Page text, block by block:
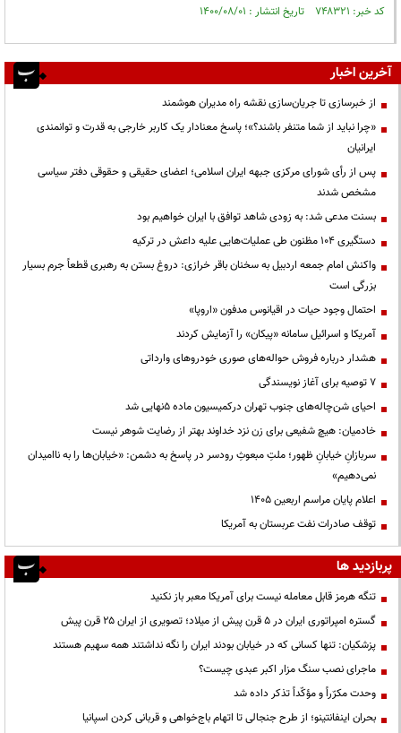
کد خبر: ۷۴۸۳۲۱ تاریخ انتشار : ۱۴۰۰/۰۸/۰۱
آخرین اخبار
از خبرسازی تا جریان‌سازی نقشه راه مدیران هوشمند
«چرا نباید از شما متنفر باشند؟»؛ پاسخ معنادار یک کاربر خارجی به قدرت و توانمندی
ایرانیان
پس از رأی شورای مرکزی جبهه ایران اسلامی؛ اعضای حقیقی و حقوقی دفتر سیاسی
مشخص شدند
بسنت مدعی شد: به زودی شاهد توافق با ایران خواهیم بود
دستگیری ۱۰۴ مظنون طی عملیات‌هایی علیه داعش در ترکیه
واکنش امام جمعه اردبیل به سخنان باقر خرازی: دروغ بستن به رهبری قطعاً جرم بسیار
بزرگی است
احتمال وجود حیات در اقیانوس مدفون «اروپا»
آمریکا و اسرائیل سامانه «پیکان» را آزمایش کردند
هشدار درباره فروش حواله‌های صوری خودروهای وارداتی
۷ توصیه برای آغاز نویسندگی
احیای شن‌چاله‌های جنوب تهران درکمیسیون ماده ۵نهایی شد
خادمیان: هیچ شفیعی برای زن نزد خداوند بهتر از رضایت شوهر نیست
سربازانِ خیابانِ ظهور؛ ملتِ مبعوثِ رودسر در پاسخ به دشمن: «خیابان‌ها را به ناامیدان
نمی‌دهیم»
اعلام پایان مراسم اربعین ۱۴۰۵
توقف صادرات نفت عربستان به آمریکا
پربازدید ها
تنگه هرمز قابل معامله نیست برای آمریکا معبر باز نکنید
گستره امپراتوری ایران در ۵ قرن پیش از میلاد؛ تصویری از ایران ۲۵ قرن پیش
پزشکیان: تنها کسانی که در خیابان بودند ایران را نگه نداشتند همه سهیم هستند
ماجرای نصب سنگ مزار اکبر عبدی چیست؟
وحدت مکرّراً و مؤکّداً تذکر داده شد
بحران اینفانتینو؛ از طرح جنجالی تا اتهام باج‌خواهی و قربانی کردن اسپانیا